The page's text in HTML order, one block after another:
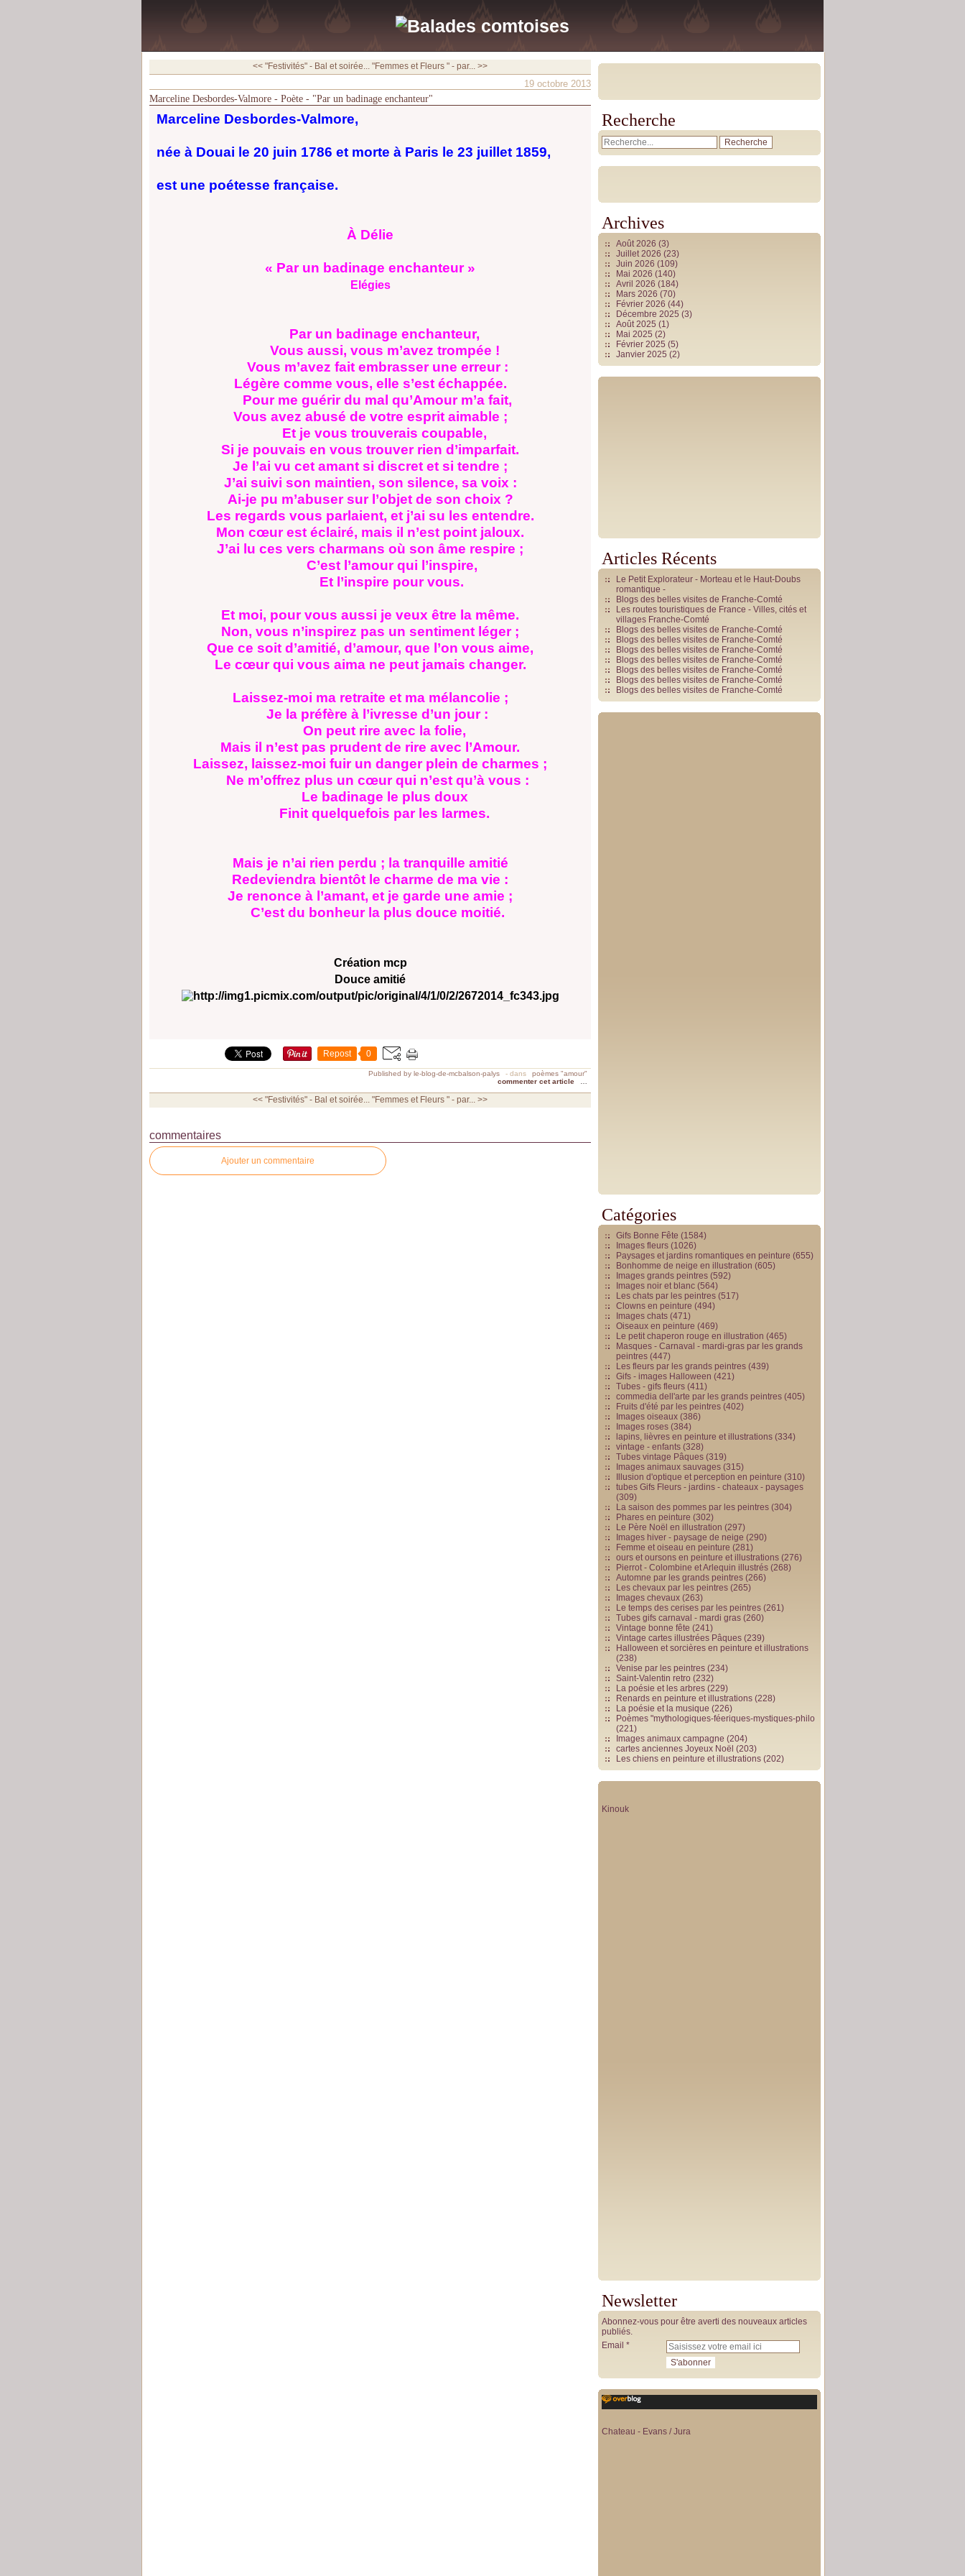
<< "Festivités" - Bal et soirée... "Femmes et Fleurs " - par... >>
19 octobre 2013
Marceline Desbordes-Valmore - Poète - "Par un badinage enchanteur"
Marceline Desbordes-Valmore,
née à Douai le 20 juin 1786 et morte à Paris le 23 juillet 1859,
est une poétesse française.
À Délie
« Par un badinage enchanteur »
Elégies
Par un badinage enchanteur,
Vous aussi, vous m’avez trompée !
Vous m’avez fait embrasser une erreur :
Légère comme vous, elle s’est échappée.
Pour me guérir du mal qu’Amour m’a fait,
Vous avez abusé de votre esprit aimable ;
Et je vous trouverais coupable,
Si je pouvais en vous trouver rien d’imparfait.
Je l’ai vu cet amant si discret et si tendre ;
J’ai suivi son maintien, son silence, sa voix :
Ai-je pu m’abuser sur l’objet de son choix ?
Les regards vous parlaient, et j’ai su les entendre.
Mon cœur est éclairé, mais il n’est point jaloux.
J’ai lu ces vers charmans où son âme respire ;
C’est l’amour qui l’inspire,
Et l’inspire pour vous.
Et moi, pour vous aussi je veux être la même.
Non, vous n’inspirez pas un sentiment léger ;
Que ce soit d’amitié, d’amour, que l’on vous aime,
Le cœur qui vous aima ne peut jamais changer.
Laissez-moi ma retraite et ma mélancolie ;
Je la préfère à l’ivresse d’un jour :
On peut rire avec la folie,
Mais il n’est pas prudent de rire avec l’Amour.
Laissez, laissez-moi fuir un danger plein de charmes ;
Ne m’offrez plus un cœur qui n’est qu’à vous :
Le badinage le plus doux
Finit quelquefois par les larmes.
Mais je n’ai rien perdu ; la tranquille amitié
Redeviendra bientôt le charme de ma vie :
Je renonce à l’amant, et je garde une amie ;
C’est du bonheur la plus douce moitié.
Création mcp
Douce amitié
Repost 0
Published by le-blog-de-mcbalson-palys - dans
poèmes "amour"
commenter cet article
<< "Festivités" - Bal et soirée... "Femmes et Fleurs " - par... >>
commentaires
Ajouter un commentaire
Recherche
Archives
Août 2026 (3)
Juillet 2026 (23)
Juin 2026 (109)
Mai 2026 (140)
Avril 2026 (184)
Mars 2026 (70)
Février 2026 (44)
Décembre 2025 (3)
Août 2025 (1)
Mai 2025 (2)
Février 2025 (5)
Janvier 2025 (2)
Articles Récents
Le Petit Explorateur - Morteau et le Haut-Doubs
romantique -
Blogs des belles visites de Franche-Comté
Les routes touristiques de France - Villes, cités et
villages Franche-Comté
Blogs des belles visites de Franche-Comté
Blogs des belles visites de Franche-Comté
Blogs des belles visites de Franche-Comté
Blogs des belles visites de Franche-Comté
Blogs des belles visites de Franche-Comté
Blogs des belles visites de Franche-Comté
Blogs des belles visites de Franche-Comté
Catégories
Gifs Bonne Fête (1584)
Images fleurs (1026)
Paysages et jardins romantiques en peinture (655)
Bonhomme de neige en illustration (605)
Images grands peintres (592)
Images noir et blanc (564)
Les chats par les peintres (517)
Clowns en peinture (494)
Images chats (471)
Oiseaux en peinture (469)
Le petit chaperon rouge en illustration (465)
Masques - Carnaval - mardi-gras par les grands
peintres (447)
Les fleurs par les grands peintres (439)
Gifs - images Halloween (421)
Tubes - gifs fleurs (411)
commedia dell'arte par les grands peintres (405)
Fruits d'été par les peintres (402)
Images oiseaux (386)
Images roses (384)
lapins, lièvres en peinture et illustrations (334)
vintage - enfants (328)
Tubes vintage Pâques (319)
Images animaux sauvages (315)
Illusion d'optique et perception en peinture (310)
tubes Gifs Fleurs - jardins - chateaux - paysages
(309)
La saison des pommes par les peintres (304)
Phares en peinture (302)
Le Père Noël en illustration (297)
Images hiver - paysage de neige (290)
Femme et oiseau en peinture (281)
ours et oursons en peinture et illustrations (276)
Pierrot - Colombine et Arlequin illustrés (268)
Automne par les grands peintres (266)
Les chevaux par les peintres (265)
Images chevaux (263)
Le temps des cerises par les peintres (261)
Tubes gifs carnaval - mardi gras (260)
Vintage bonne fête (241)
Vintage cartes illustrées Pâques (239)
Halloween et sorcières en peinture et illustrations
(238)
Venise par les peintres (234)
Saint-Valentin retro (232)
La poésie et les arbres (229)
Renards en peinture et illustrations (228)
La poésie et la musique (226)
Poèmes "mythologiques-féeriques-mystiques-philo
(221)
Images animaux campagne (204)
cartes anciennes Joyeux Noël (203)
Les chiens en peinture et illustrations (202)
Kinouk
Newsletter
Abonnez-vous pour être averti des nouveaux articles
publiés.
Email
Chateau - Evans / Jura